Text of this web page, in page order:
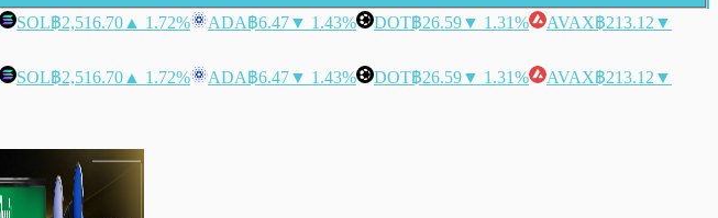
SOL฿2,516.70 ▲ 1.72% ADA฿6.47▼ 1.43% DOT฿26.59▼ 1.31% AVAX฿213.12 ▼
SOL฿2,516.70 ▲ 1.72% ADA฿6.47▼ 1.43% DOT฿26.59▼ 1.31% AVAX฿213.12 ▼